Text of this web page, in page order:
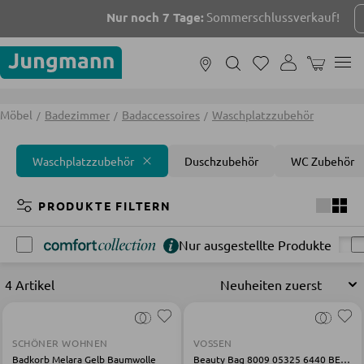
Nur noch 7 Tage:Sommerschlussverkauf!
MÖBEL
FILTERN NACH RÄUMEN
Wohnzimmer Schlafzimmer Badezimmer
SOFAS UND COUCHES
Wohnlandschaften
Möbel Badezimmer Badaccessoires Waschplatzzubehör
Waschplatzzubehör Duschzubehör WC Zubehör
PRODUKTE FILTERN
Nur ausgestellte Produkte
4 Artikel
SCHÖNER WOHNEN
Badkorb Melara Gelb Baumwolle
VOSSEN
Beauty Bag 8009 05325 6440 BEAUTY BAG braun N/A